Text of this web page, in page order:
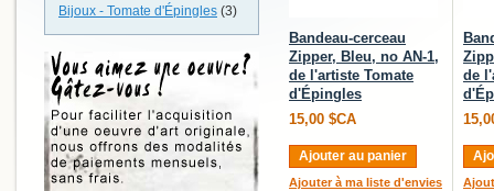
Bandeau-cerceau
Zipper, Bleu, no AN-1,
de l'artiste Tomate
d'Épingles
15,00 $CA
Ajouter au panier
Ajouter à ma liste d'envies
de
Bijoux - Tomate d'Épingles (3)